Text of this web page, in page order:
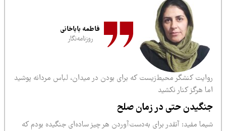
فاطمه باباخانی
روزنامه‌نگار
کنشگر محیط‌زیست که برای بودن در میدان، لباس مردانه پوشید
هرگز کنار نکشید
حتی در زمان صلح
مفید: آنقدر برای به‌دست‌آوردن هر چیز ساده‌ای جنگیده بودم که